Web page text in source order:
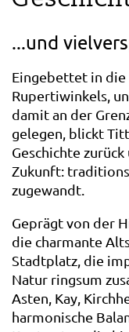
...und
Eingebettet in die
Rupertiwinkels,
damit an der
gelegen, blickt
Geschichte
Zukunft:
zugewandt.
Geprägt von der
die charmante
Stadtplatz, die
Natur ringsum
Asten, Kay,
harmonische